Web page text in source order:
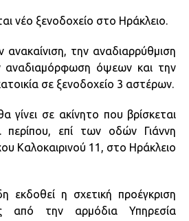
νέο ξενοδοχείο στο Ηράκλειο.
την αναδιαρρύθμιση
όψεων και την
σε ξενοδοχείο 3 αστέρων.
γίνει σε ακίνητο που βρίσκεται
επί των οδών Γιάννη
Καλοκαιρινού 11, στο Ηράκλειο
εκδοθεί η σχετική προέγκριση
από την αρμόδια Υπηρεσία